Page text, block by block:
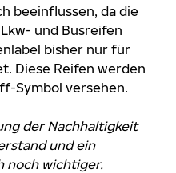
beeinflussen, da die
und Busreifen
bisher nur für
Diese Reifen werden
Symbol versehen.
der Nachhaltigkeit
und ein
noch wichtiger.